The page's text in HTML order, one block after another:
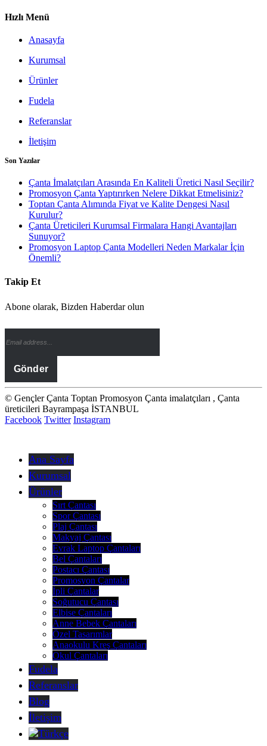
Hızlı Menü
Anasayfa
Kurumsal
Ürünler
Fudela
Referanslar
İletişim
Son Yazılar
Çanta İmalatçıları Arasında En Kaliteli Üretici Nasıl Seçilir?
Promosyon Çanta Yaptırırken Nelere Dikkat Etmelisiniz?
Toptan Çanta Alımında Fiyat ve Kalite Dengesi Nasıl
Kurulur?
Çanta Üreticileri Kurumsal Firmalara Hangi Avantajları
Sunuyor?
Promosyon Laptop Çanta Modelleri Neden Markalar İçin
Önemli?
Takip Et
Abone olarak, Bizden Haberdar olun
© Gençler Çanta Toptan Promosyon Çanta imalatçıları , Çanta
üreticileri Bayrampaşa İSTANBUL
Facebook Twitter Instagram
Ana Sayfa
Kurumsal
Ürünler
Sırt Çantası
Spor Çantası
Plaj Çantası
Makyaj Çantası
Evrak Laptop Çantaları
Bel Çantaları
Postacı Çantası
Promosyon Çantalar
İpli Çantalar
Soğutucu Çantası
Elbise Çantaları
Anne Bebek Çantaları
Özel Tasarımlar
Anaokulu Kreş Çantaları
Okul Çantaları
Fudela
Referanslar
Blog
İletişim
Türkçe